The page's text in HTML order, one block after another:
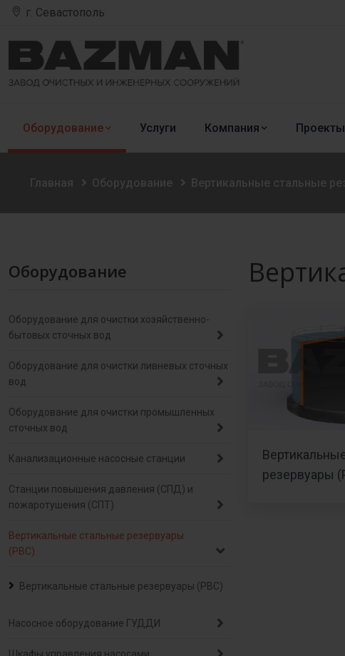
г. Севастополь
Оборудование Услуги Компания Проекты
Главная Оборудование Вертикальные стальные
Оборудование
Оборудование для очистки хозяйственно-
бытовых сточных вод
Оборудование для очистки ливневых сточных
вод
Оборудование для очистки промышленных
сточных вод
Канализационные насосные станции
Станции повышения давления (СПД) и
пожаротушения (СПТ)
Вертикальные стальные резервуары
(РВС)
Вертикальные стальные резервуары (РВС)
Насосное оборудование ГУДДИ
резервуары